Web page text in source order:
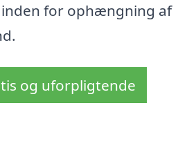
for ophængning af
og uforpligtende